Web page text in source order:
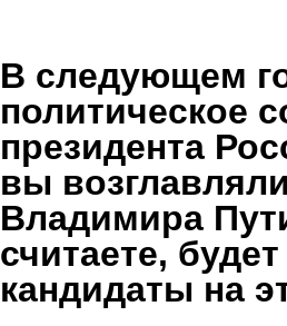
В следующем
политическое
президента
вы
Владимира
считаете,
кандидаты на